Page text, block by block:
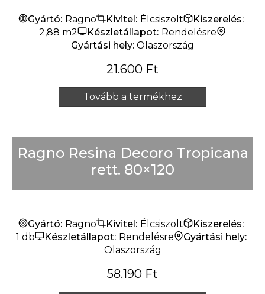
Gyártó: Ragno Kivitel: Élcsiszolt
Kiszerelés:
2,88 m2
Készletállapot: Rendelésre
Gyártási hely: Olaszország
21.600 Ft
Tovább a termékhez
Ragno Resina Decoro Tropicana
rett. 80×120
Gyártó: Ragno Kivitel: Élcsiszolt
Kiszerelés:
1 db
Készletállapot: Rendelésre
Gyártási hely:
Olaszország
58.190 Ft